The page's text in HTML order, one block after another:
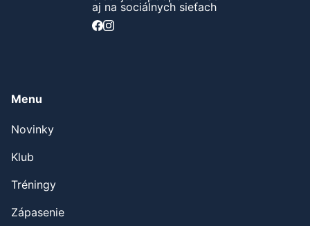
Sledujte a podporte nás
Menu
Novinky
Klub
Tréningy